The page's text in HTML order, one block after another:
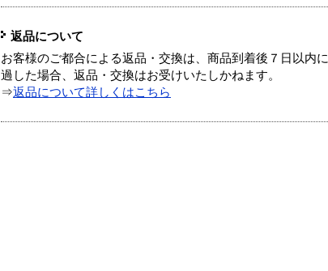
返品について
お客様のご都合による返品・交換は、商品到着後７日以内
過した場合、返品・交換はお受けいたしかねます。
⇒返品について詳しくはこちら